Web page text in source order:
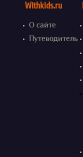
Withkids.ru
О сайте
Путеводитель